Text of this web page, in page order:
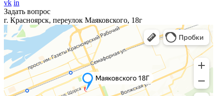
vk in
Задать вопрос
г. Красноярск, переулок Маяковского, 18г